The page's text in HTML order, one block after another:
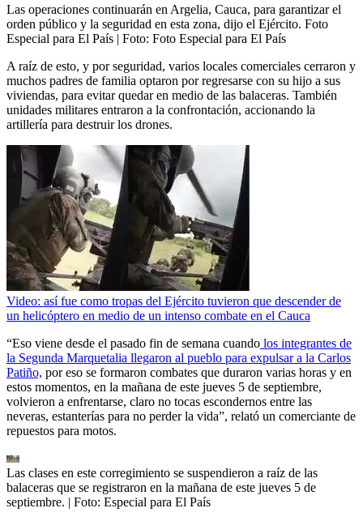
Las operaciones continuarán en Argelia, Cauca, para garantizar el
orden público y la seguridad en esta zona, dijo el Ejército. Foto
Especial para El País | Foto: Foto Especial para El País
A raíz de esto, y por seguridad, varios locales comerciales cerraron y
muchos padres de familia optaron por regresarse con su hijo a sus
viviendas, para evitar quedar en medio de las balaceras. También
unidades militares entraron a la confrontación, accionando la
artillería para destruir los drones.
Video: así fue como tropas del Ejército tuvieron que descender de
un helicóptero en medio de un intenso combate en el Cauca
“Eso viene desde el pasado fin de semana cuando los integrantes de
la Segunda Marquetalia llegaron al pueblo para expulsar a la Carlos
Patiño, por eso se formaron combates que duraron varias horas y en
estos momentos, en la mañana de este jueves 5 de septiembre,
volvieron a enfrentarse, claro no tocas escondernos entre las
neveras, estanterías para no perder la vida”, relató un comerciante de
repuestos para motos.
Las clases en este corregimiento se suspendieron a raíz de las
balaceras que se registraron en la mañana de este jueves 5 de
septiembre. | Foto: Especial para El País